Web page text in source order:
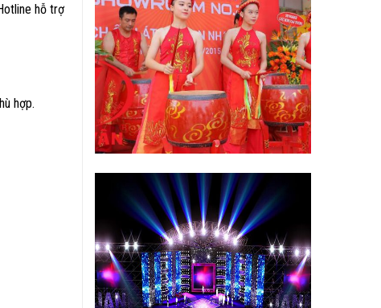
hỗ trợ
hợp.